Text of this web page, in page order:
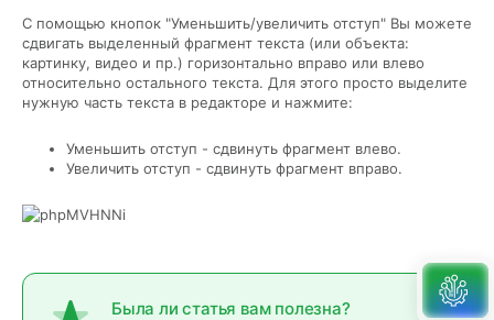
С помощью кнопок "Уменьшить/увеличить отступ" Вы можете
сдвигать выделенный фрагмент текста (или объекта:
картинку, видео и пр.) горизонтально вправо или влево
относительно остального текста. Для этого просто выделите
нужную часть текста в редакторе и нажмите:
Уменьшить отступ - сдвинуть фрагмент влево.
Увеличить отступ - сдвинуть фрагмент вправо.
Была ли статья вам полезна?